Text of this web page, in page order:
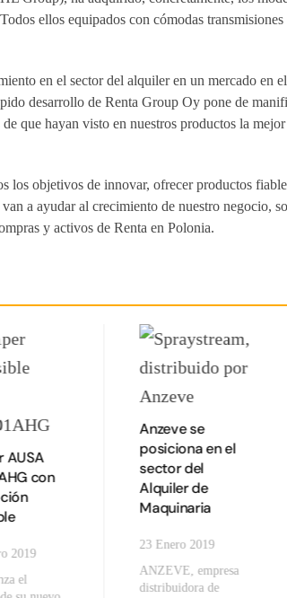
ellos equipados con cómodas transmisiones
en el sector del alquiler en un mercado en
desarrollo de Renta Group Oy pone de
que hayan visto en nuestros productos la
objetivos de innovar, ofrecer productos
a ayudar al crecimiento de nuestro negocio,
y activos de Renta en Polonia.
AUSA
con
2019
el
Anzeve se
posiciona en el
sector del
Alquiler de
Maquinaria
23 Enero 2019
ANZEVE, empresa
distribuidora de